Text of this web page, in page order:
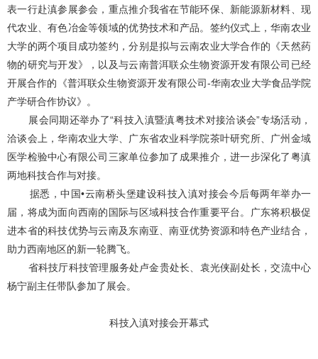
表一行赴滇参展参会，重点推介我省在节能环保、新能源新材料、现
代农业、有色冶金等领域的优势技术和产品。签约仪式上，华南农业
大学的两个项目成功签约，分别是拟与云南农业大学合作的《天然药
物的研究与开发》，以及与云南普洱联众生物资源开发有限公司已经
开展合作的《普洱联众生物资源开发有限公司-华南农业大学食品学院
产学研合作协议》。
展会同期还举办了“科技入滇暨滇粤技术对接洽谈会”专场活动，
洽谈会上，华南农业大学、广东省农业科学院茶叶研究所、广州金域
医学检验中心有限公司三家单位参加了成果推介，进一步深化了粤滇
两地科技合作与对接。
据悉，中国•云南桥头堡建设科技入滇对接会今后每两年举办一
届，将成为面向西南的国际与区域科技合作重要平台。广东将积极促
进本省的科技优势与云南及东南亚、南亚优势资源和特色产业结合，
助力西南地区的新一轮腾飞。
省科技厅科技管理服务处卢金贵处长、袁光侠副处长，交流中心
杨宁副主任带队参加了展会。
科技入滇对接会开幕式